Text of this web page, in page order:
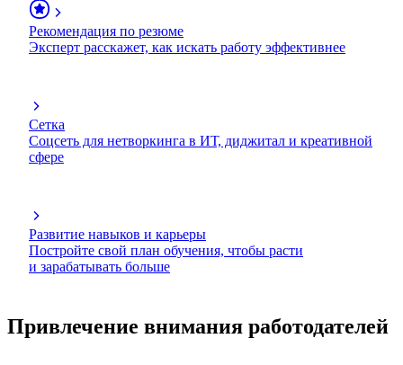
Рекомендация по резюме
Эксперт расскажет, как искать работу эффективнее
Сетка
Соцсеть для нетворкинга в ИТ, диджитал и креативной
сфере
Развитие навыков и карьеры
Постройте свой план обучения, чтобы расти
и зарабатывать больше
Привлечение внимания работодателей